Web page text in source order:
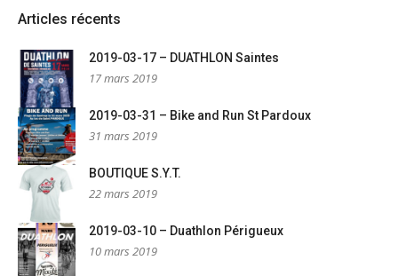
Articles récents
2019-03-17 – DUATHLON Saintes
17 mars 2019
2019-03-31 – Bike and Run St Pardoux
31 mars 2019
BOUTIQUE S.Y.T.
22 mars 2019
2019-03-10 – Duathlon Périgueux
10 mars 2019